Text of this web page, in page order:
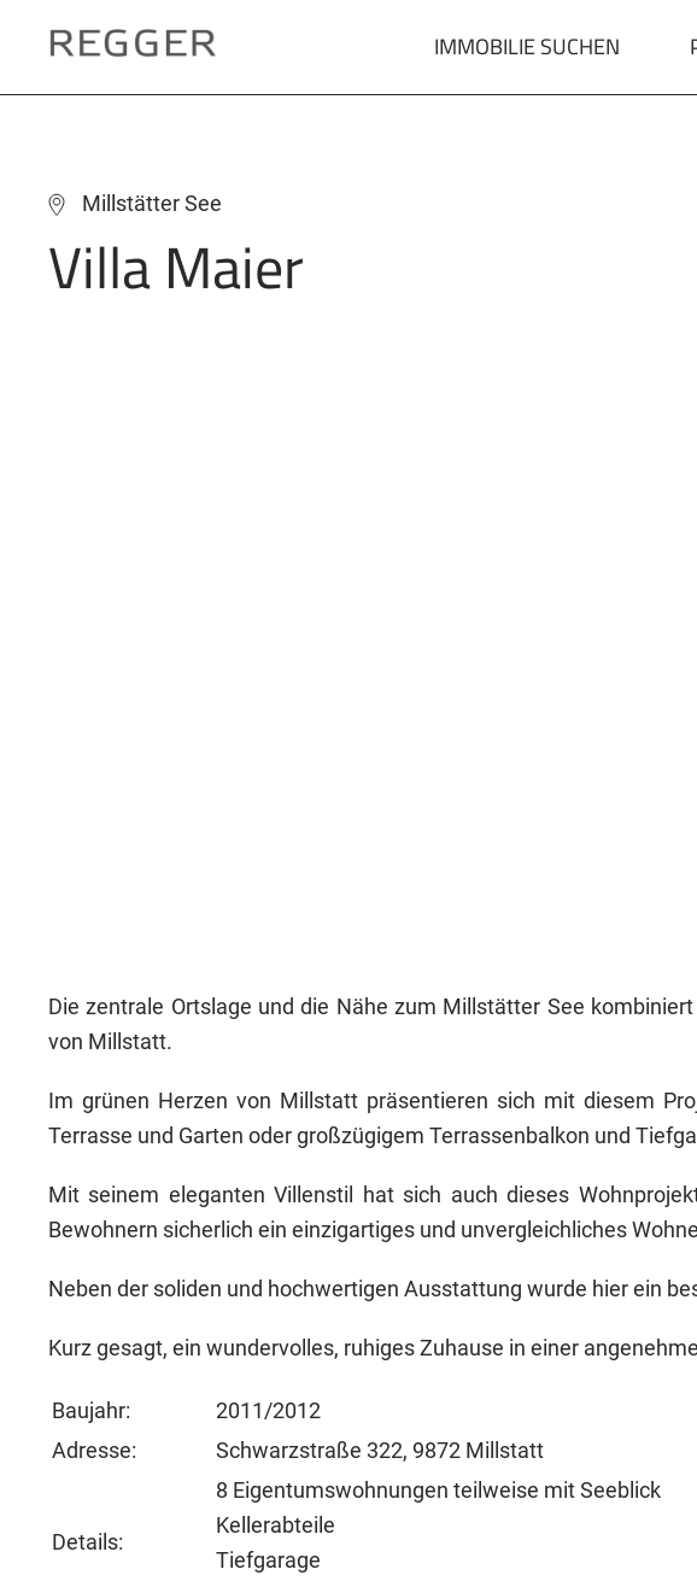
Zum
Hauptinhalt
IMMOBILIE SUCHEN
Millstätter See
Villa Maier
Die zentrale Ortslage und die Nähe zum Millstätter See
von Millstatt.
Im grünen Herzen von Millstatt präsentieren sich mit diesem
Terrasse und Garten oder großzügigem Terrassenbalkon und
Mit seinem eleganten Villenstil hat sich auch dieses
Bewohnern sicherlich ein einzigartiges und unvergleichliches
Neben der soliden und hochwertigen Ausstattung wurde hier ein
Kurz gesagt, ein wundervolles, ruhiges Zuhause in einer
Baujahr:
2011/2012
Adresse:
Schwarzstraße 322, 9872 Millstatt
Details:
8 Eigentumswohnungen teilweise mit Seeblick
Kellerabteile
Tiefgarage